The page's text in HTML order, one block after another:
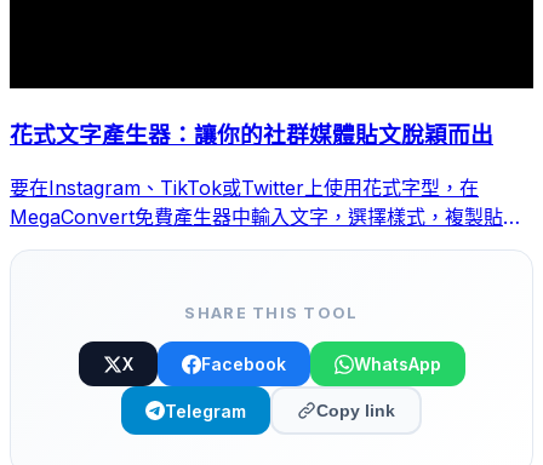
花式文字產生器：讓你的社群媒體貼文脫穎而出
要在Instagram、TikTok或Twitter上使用花式字型，在
MegaConvert免費產生器中輸入文字，選擇樣式，複製貼上
即可。
SHARE THIS TOOL
X Facebook WhatsApp
Telegram Copy link